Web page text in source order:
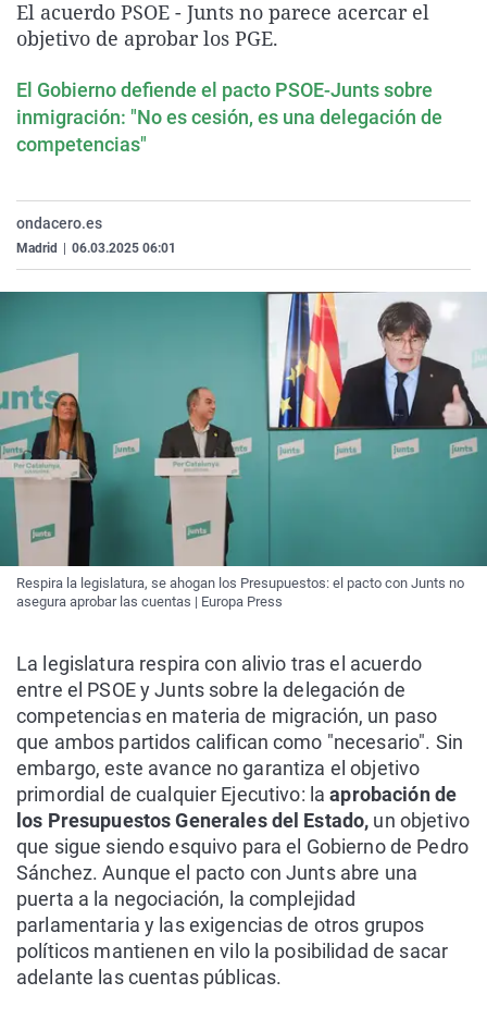
La rosa de los vientos
Como el perro y el
Caso
Equipo de
Operación Viuda
Extremadura
La Rioja
Navarra
Virales
Elecciones
El acuerdo PSOE - Junts no parece acercar el
objetivo de aprobar los PGE.
El Gobierno defiende el pacto PSOE-Junts sobre
inmigración: "No es cesión, es una delegación de
competencias"
ondacero.es
Madrid 06.03.2025 06:01
Respira la legislatura, se ahogan los Presupuestos: el pacto con Junts no
asegura aprobar las cuentas | Europa Press
La legislatura respira con alivio tras el acuerdo
entre el PSOE y Junts sobre la delegación de
competencias en materia de migración, un paso
que ambos partidos califican como "necesario". Sin
embargo, este avance no garantiza el objetivo
primordial de cualquier Ejecutivo: la aprobación de
los Presupuestos Generales del Estado, un objetivo
que sigue siendo esquivo para el Gobierno de Pedro
Sánchez. Aunque el pacto con Junts abre una
puerta a la negociación, la complejidad
parlamentaria y las exigencias de otros grupos
políticos mantienen en vilo la posibilidad de sacar
adelante las cuentas públicas.